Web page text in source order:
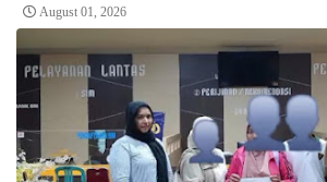
August 01, 2026